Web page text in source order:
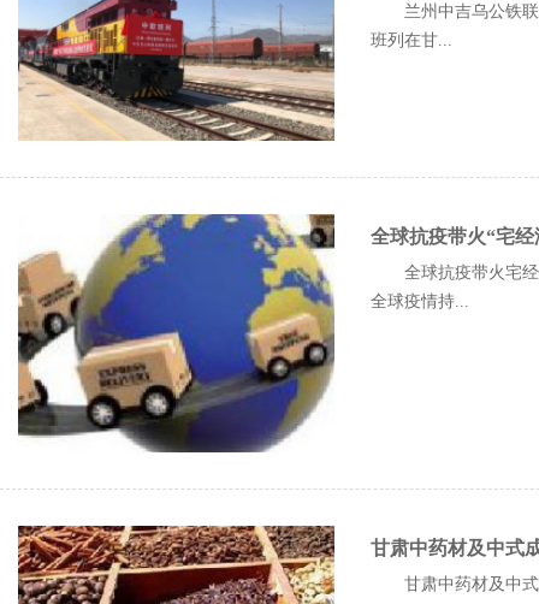
兰州中吉乌公铁
班列在甘...
全球抗疫带火“宅
全球抗疫带火宅
全球疫情持...
甘肃中药材及中式
甘肃中药材及中